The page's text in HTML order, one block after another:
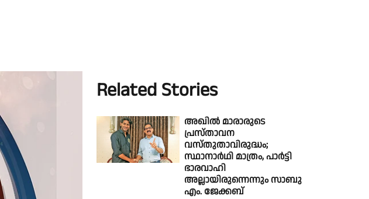
Related Stories
അഖില്‍ മാരാരുടെ
പ്രസ്താവന
വസ്തുതാവിരുദ്ധം;
സ്ഥാനാര്‍ഥി മാത്രം, പാര്‍ട്ടി
ഭാരവാഹി
അല്ലായിരുന്നെന്നും സാബു
എം. ജേക്കബ്